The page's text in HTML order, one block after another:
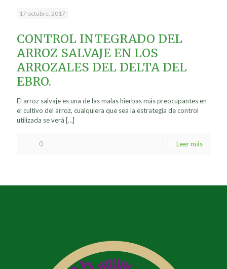
17 octubre, 2017
CONTROL INTEGRADO DEL
ARROZ SALVAJE EN LOS
ARROZALES DEL DELTA DEL
EBRO.
El arroz salvaje es una de las malas hierbas más preocupantes en
el cultivo del arroz, cualquiera que sea la estrategia de control
utilizada se verá […]
0 Leer más